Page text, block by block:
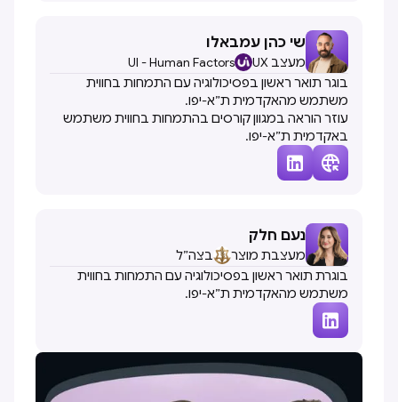
שי כהן עמבאלו
מעצב UX
UI - Human Factors
בוגר תואר ראשון בפסיכולוגיה עם התמחות בחווית
משתמש מהאקדמית ת״א-יפו.
עוזר הוראה במגוון קורסים בהתמחות בחווית משתמש
באקדמית ת״א-יפו.


נעם חלק
מעצבת מוצר
בצה״ל
בוגרת תואר ראשון בפסיכולוגיה עם התמחות בחווית
משתמש מהאקדמית ת״א-יפו.
